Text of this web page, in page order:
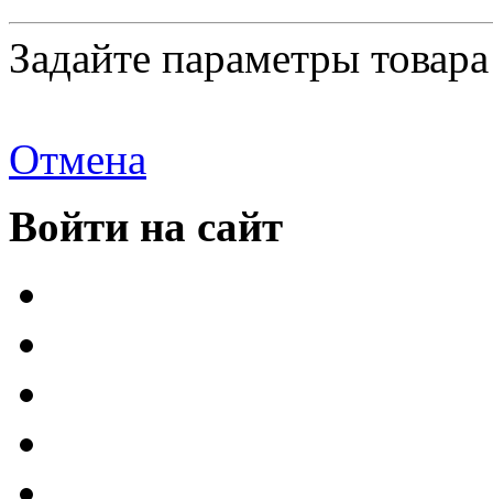
Задайте параметры товара
Отмена
Войти на сайт